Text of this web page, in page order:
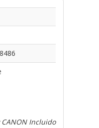
CANON Incluido